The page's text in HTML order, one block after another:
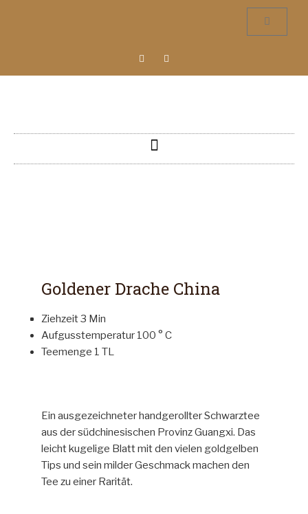
Goldener Drache China
Ziehzeit 3 Min
Aufgusstemperatur 100 ° C
Teemenge 1 TL
Ein ausgezeichneter handgerollter Schwarztee
aus der südchinesischen Provinz Guangxi. Das
leicht kugelige Blatt mit den vielen goldgelben
Tips und sein milder Geschmack machen den
Tee zu einer Rarität.